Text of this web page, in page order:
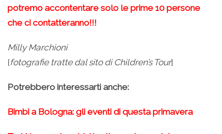
potremo accontentare solo le prime 10 persone
che ci contatteranno!!!
Milly Marchioni
[fotografie tratte dal sito di Children’s Tour]
Potrebbero interessarti anche:
Bimbi a Bologna: gli eventi di questa primavera